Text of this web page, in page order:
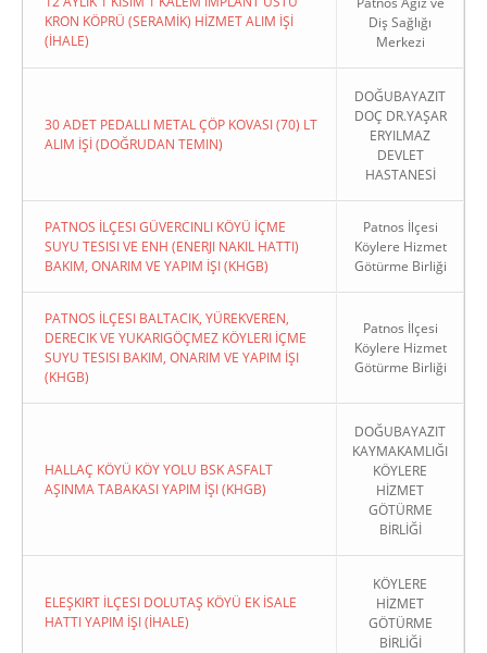
KRON KÖPRÜ (SERAMİK) HİZMET ALIM İŞİ
(İHALE)
Diş Sağlığı
Merkezi
30 ADET PEDALLI METAL ÇÖP KOVASI (70) LT
ALIM İŞİ (DOĞRUDAN TEMIN)
DOĞUBAYAZIT
DOÇ DR.YAŞAR
ERYILMAZ
DEVLET
HASTANESİ
PATNOS İLÇESI GÜVERCINLI KÖYÜ İÇME
SUYU TESISI VE ENH (ENERJI NAKIL HATTI)
BAKIM, ONARIM VE YAPIM İŞI (KHGB)
Patnos İlçesi
Köylere Hizmet
Götürme Birliği
PATNOS İLÇESI BALTACIK, YÜREKVEREN,
DERECIK VE YUKARIGÖÇMEZ KÖYLERI İÇME
SUYU TESISI BAKIM, ONARIM VE YAPIM İŞI
(KHGB)
Patnos İlçesi
Köylere Hizmet
Götürme Birliği
HALLAÇ KÖYÜ KÖY YOLU BSK ASFALT
AŞINMA TABAKASI YAPIM İŞI (KHGB)
DOĞUBAYAZIT
KAYMAKAMLIĞI
KÖYLERE
HİZMET
GÖTÜRME
BİRLİĞİ
ELEŞKIRT İLÇESI DOLUTAŞ KÖYÜ EK İSALE
HATTI YAPIM İŞI (İHALE)
KÖYLERE
HİZMET
GÖTÜRME
BİRLİĞİ